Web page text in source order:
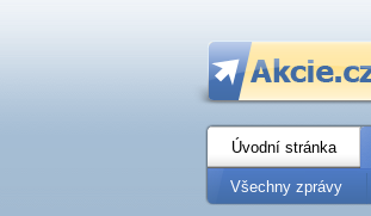
Úvodní stránka
Všechny zprávy